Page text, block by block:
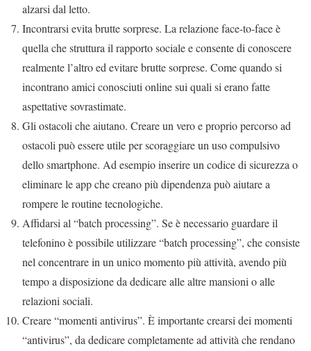
alzarsi dal letto.
Incontrarsi evita brutte sorprese. La relazione face-to-face è
quella che struttura il rapporto sociale e consente di conoscere
realmente l’altro ed evitare brutte sorprese. Come quando si
incontrano amici conosciuti online sui quali si erano fatte
aspettative sovrastimate.
Gli ostacoli che aiutano. Creare un vero e proprio percorso ad
ostacoli può essere utile per scoraggiare un uso compulsivo
dello smartphone. Ad esempio inserire un codice di sicurezza o
eliminare le app che creano più dipendenza può aiutare a
rompere le routine tecnologiche.
Affidarsi al “batch processing”. Se è necessario guardare il
telefonino è possibile utilizzare “batch processing”, che consiste
nel concentrare in un unico momento più attività, avendo più
tempo a disposizione da dedicare alle altre mansioni o alle
relazioni sociali.
Creare “momenti antivirus”. È importante crearsi dei momenti
“antivirus”, da dedicare completamente ad attività che rendano